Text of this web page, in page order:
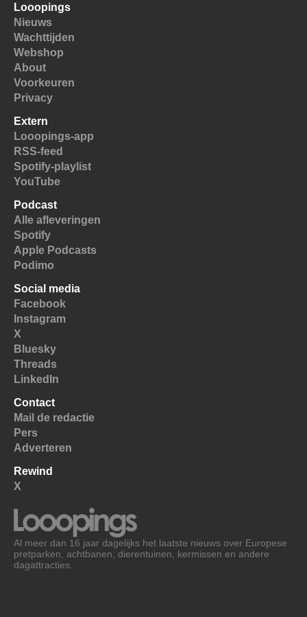
Looopings
Nieuws
Wachttijden
Webshop
About
Voorkeuren
Privacy
Extern
Looopings-app
RSS-feed
Spotify-playlist
YouTube
Podcast
Alle afleveringen
Spotify
Apple Podcasts
Podimo
Social media
Facebook
Instagram
X
Bluesky
Threads
LinkedIn
Contact
Mail de redactie
Pers
Adverteren
Rewind
X
Al meer dan 16 jaar dagelijks het laatste nieuws over Europese
pretparken, achtbanen, dierentuinen, kermissen en andere
dagattracties.